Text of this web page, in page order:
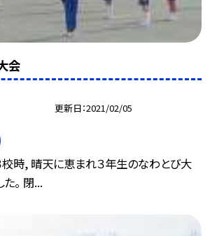
会
更新日 2021/02/05
時, 晴天に恵まれ３年生のなわとび大
。 閉...